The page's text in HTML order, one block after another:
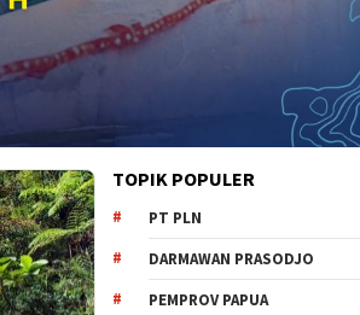
TOPIK POPULER
PT PLN
DARMAWAN PRASODJO
PEMPROV PAPUA